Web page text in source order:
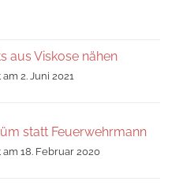
aus Viskose nähen
2. Juni 2021
statt Feuerwehrmann
18. Februar 2020